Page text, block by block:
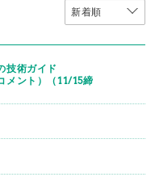
技術ガイド
メント）（11/15締